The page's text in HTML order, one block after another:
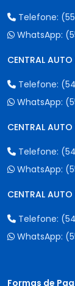
Telefone:
WhatsApp:
CENTRAL
Telefone:
WhatsApp:
CENTRAL
Telefone:
WhatsApp:
CENTRAL
Telefone:
WhatsApp:
Formas de